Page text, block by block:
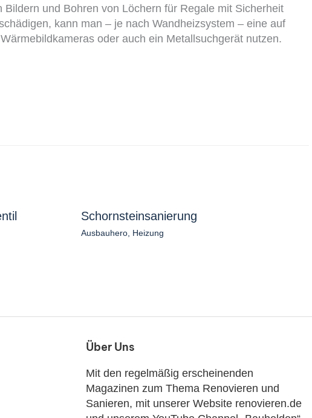
Bildern und Bohren von Löchern für Regale mit Sicherheit
kann man – je nach Wandheizsystem – eine auf
oder auch ein Metallsuchgerät nutzen.
Schornsteinsanierung
Ausbauhero, Heizung
Über Uns
Mit den regelmäßig erscheinenden
Magazinen zum Thema Renovieren und
Sanieren, mit unserer Website renovieren.de